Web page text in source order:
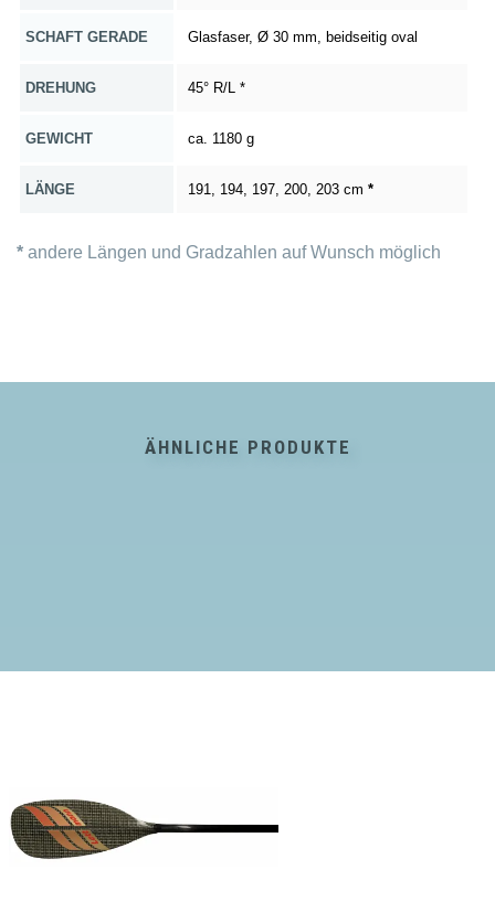
SCHAFT GERADE Glasfaser, Ø 30 mm, beidseitig oval
DREHUNG 45° R/L *
GEWICHT ca. 1180 g
LÄNGE 191, 194, 197, 200, 203 cm *
* andere Längen und Gradzahlen auf Wunsch möglich
ÄHNLICHE PRODUKTE
Die
Optionen
können